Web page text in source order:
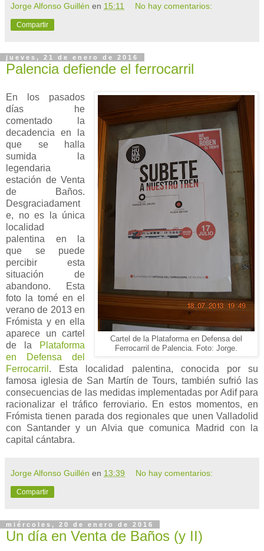
Jorge Alfonso Guillén en 15:11 No hay comentarios:
Compartir
jueves, 21 de enero de 2016
Palencia defiende el ferrocarril
Cartel de la Plataforma en Defensa del
Ferrocarril de Palencia. Foto: Jorge.
En los pasados
días he
comentado la
decadencia en la
que se halla
sumida la
legendaria
estación de Venta
de Baños.
Desgraciadament
e, no es la única
localidad
palentina en la
que se puede
percibir esta
situación de
abandono. Esta
foto la tomé en el
verano de 2013 en
Frómista y en ella
aparece un cartel
de la
Plataforma
en Defensa del
Ferrocarril . Esta localidad palentina, conocida por su
famosa iglesia de San Martín de Tours, también sufrió las
consecuencias de las medidas implementadas por Adif para
racionalizar el tráfico ferroviario. En estos momentos, en
Frómista tienen parada dos regionales que unen Valladolid
con Santander y un Alvia que comunica Madrid con la
capital cántabra.
Jorge Alfonso Guillén en 13:39 No hay comentarios:
Compartir
miércoles, 20 de enero de 2016
Un día en Venta de Baños (y II)